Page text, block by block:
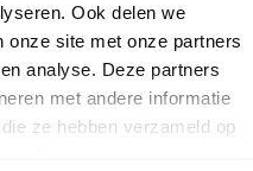
Ook delen we
onze site met onze partners
analyse. Deze partners
met andere informatie
ze hebben verzameld op
inspiratie, acties en tips